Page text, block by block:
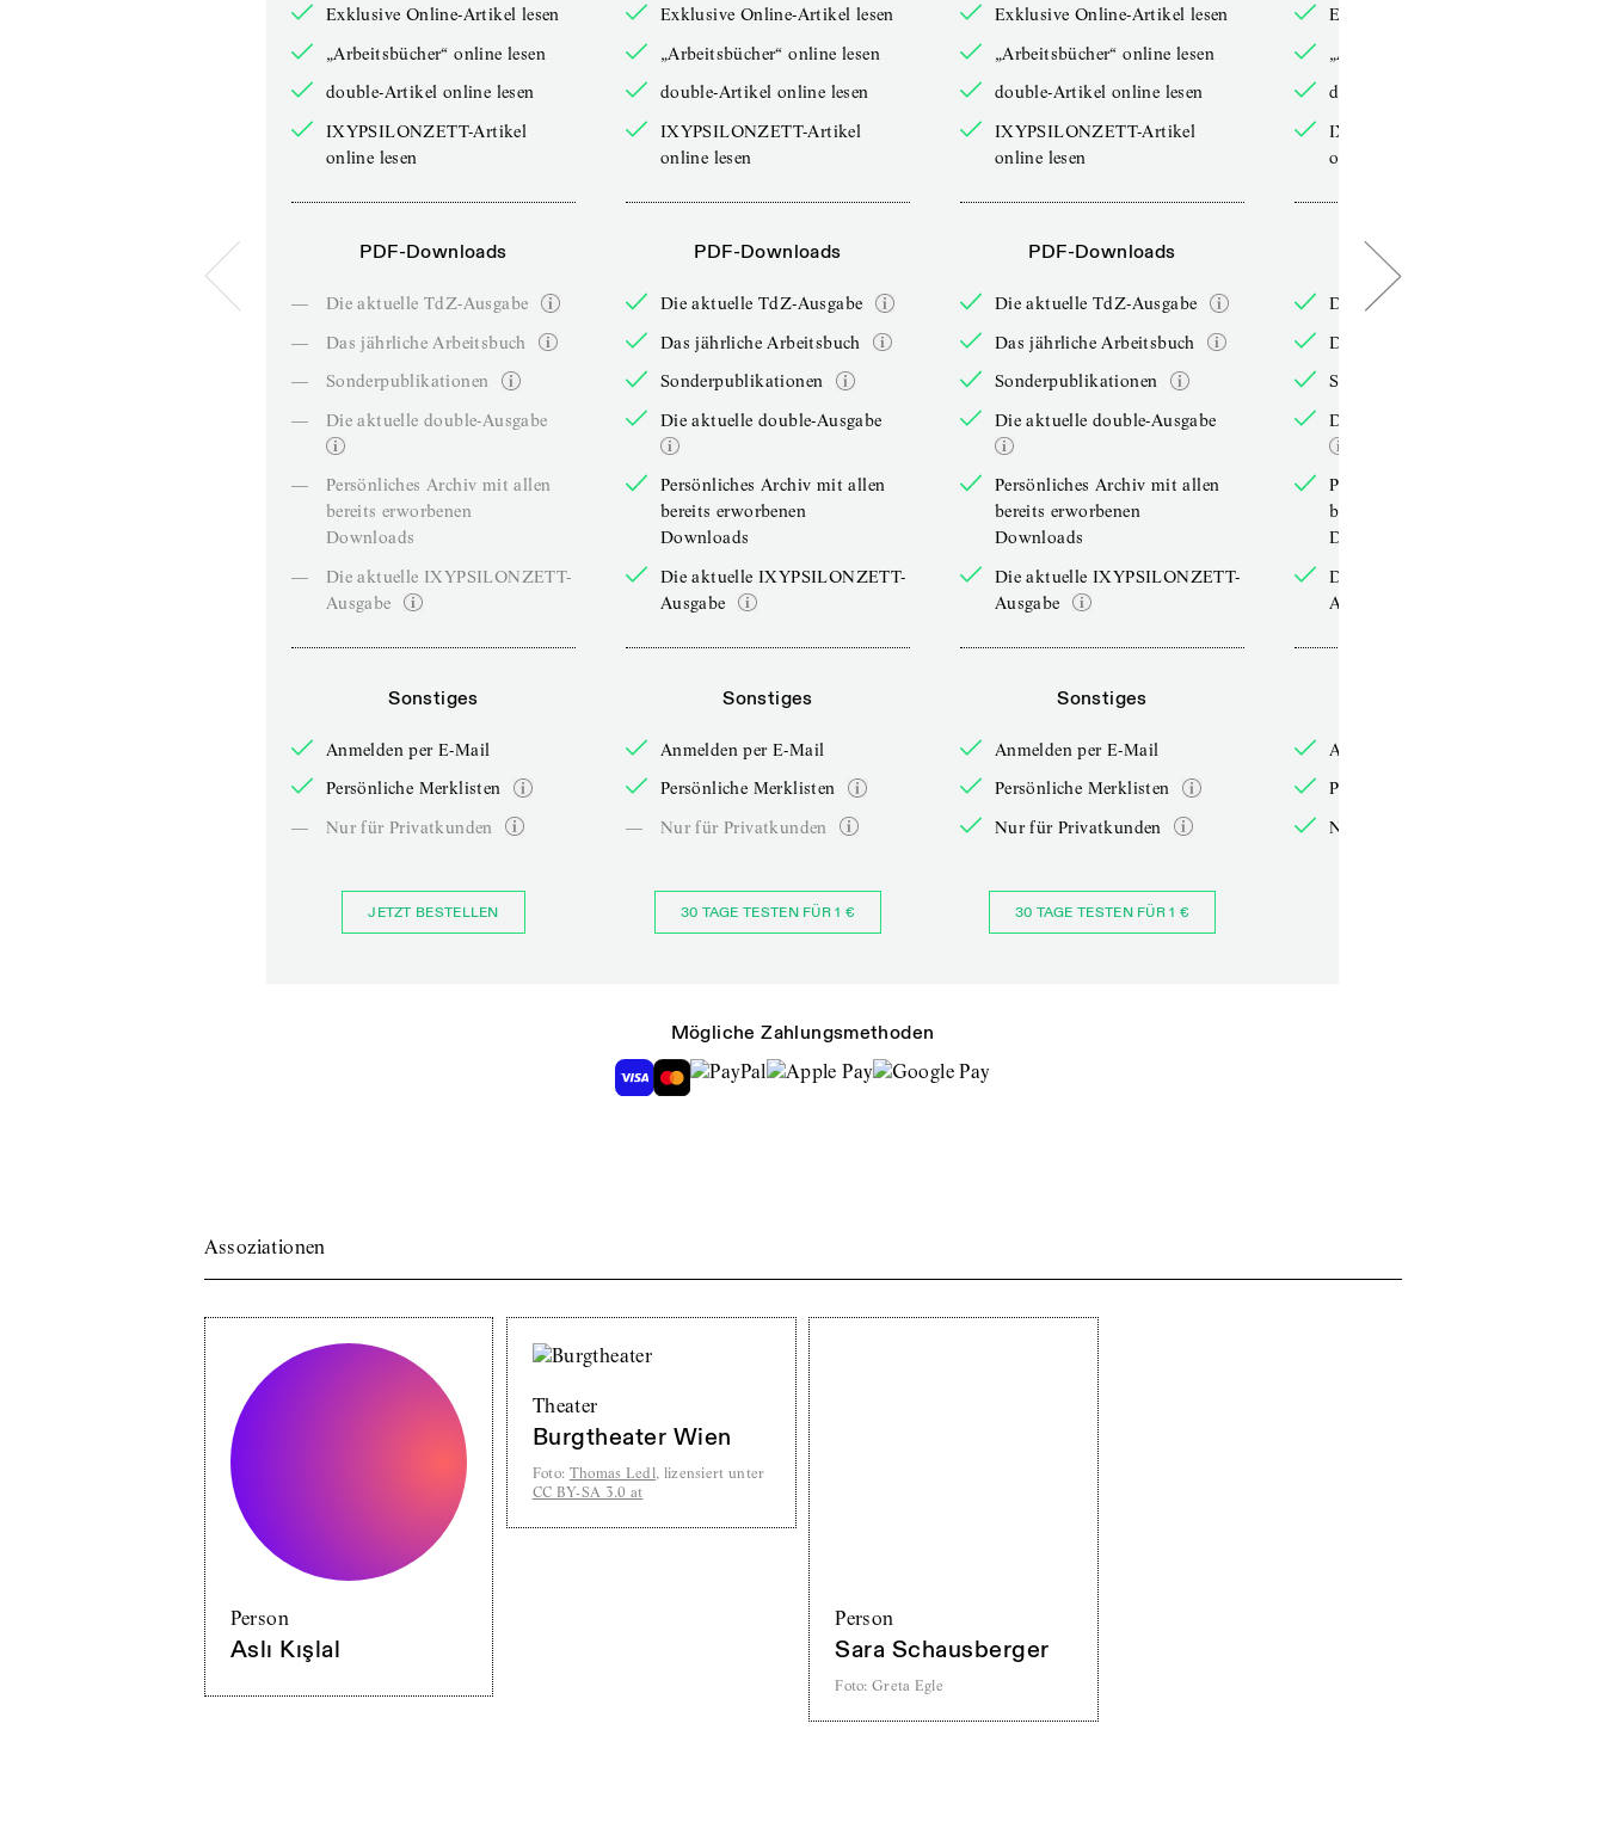
Exklusive Online-Artikel lesen
„Arbeitsbücher“ online lesen
double-Artikel online lesen
IXYPSILONZETT-Artikel
online lesen
PDF-Downloads
—
Die aktuelle TdZ-Ausgabe
—
Das jährliche Arbeitsbuch
—
Sonderpublikationen
—
Die aktuelle double-Ausgabe
—
Persönliches Archiv mit allen
bereits erworbenen
Downloads
—
Die aktuelle IXYPSILONZETT-
Ausgabe
Sonstiges
Anmelden per E-Mail
Persönliche Merklisten
—
Nur für Privatkunden
JETZT BESTELLEN
Exklusive Online-Artikel lesen
„Arbeitsbücher“ online lesen
double-Artikel online lesen
IXYPSILONZETT-Artikel
online lesen
PDF-Downloads
Die aktuelle TdZ-Ausgabe
Das jährliche Arbeitsbuch
Sonderpublikationen
Die aktuelle double-Ausgabe
Persönliches Archiv mit allen
bereits erworbenen
Downloads
Die aktuelle IXYPSILONZETT-
Ausgabe
Sonstiges
Anmelden per E-Mail
Persönliche Merklisten
—
Nur für Privatkunden
30 TAGE TESTEN FÜR 1 €
Exklusive Online-Artikel lesen
„Arbeitsbücher“ online lesen
double-Artikel online lesen
IXYPSILONZETT-Artikel
online lesen
PDF-Downloads
Die aktuelle TdZ-Ausgabe
Das jährliche Arbeitsbuch
Sonderpublikationen
Die aktuelle double-Ausgabe
Persönliches Archiv mit allen
bereits erworbenen
Downloads
Die aktuelle IXYPSILONZETT-
Ausgabe
Sonstiges
Anmelden per E-Mail
Persönliche Merklisten
Nur für Privatkunden
30 TAGE TESTEN FÜR 1 €
Exklusive Online-Artikel lesen
„Arbeitsbücher“ online lesen
double-Artikel online lesen
IXYPSILONZETT-Artikel
online lesen
PDF-Downloads
Die aktuelle TdZ-Ausgabe
Das jährliche Arbeitsbuch
Sonderpublikationen
Die aktuelle double-Ausgabe
Persönliches Archiv mit allen
bereits erworbenen
Downloads
Die aktuelle IXYPSILONZETT-
Ausgabe
Anmelden per E-Mail
Persönliche Merklisten
Nur für Privatkunden
Mögliche Zahlungsmethoden
Assoziationen
Person
Aslı Kışlal
Theater
Burgtheater Wien
Foto: Thomas Ledl, lizensiert unter
CC BY-SA 3.0 at
Person
Sara Schausberger
Foto: Greta Egle